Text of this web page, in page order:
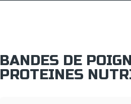
BANDES DE
PROTEINES